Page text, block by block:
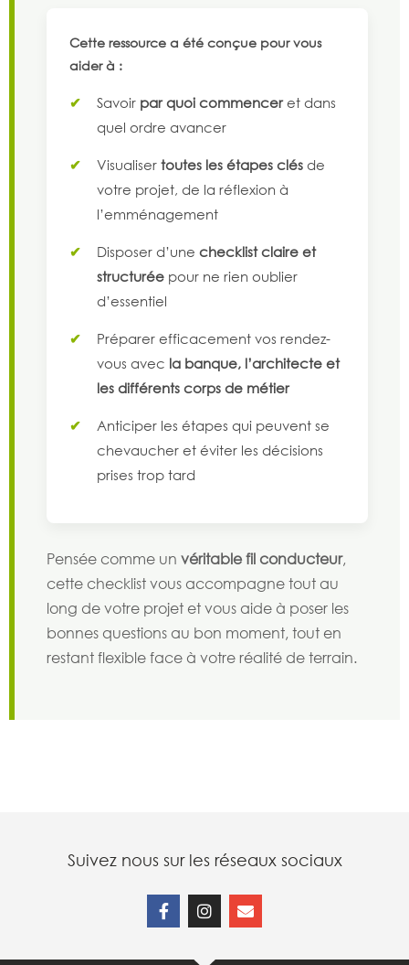
Cette ressource a été conçue pour vous
aider à :
Savoir par quoi commenceret dans
quel ordre avancer
Visualiser toutes les étapes clés de
votre projet, de la réflexion à
l’emménagement
Disposer d’une checklist claire et
structurée pour ne rien oublier
d’essentiel
Préparer efficacement vos rendez-
vous avec la banque, l’architecte et
les différents corps de métier
Anticiper les étapes qui peuvent se
chevaucher et éviter les décisions
prises trop tard
Pensée comme un véritable fil conducteur,
cette checklist vous accompagne tout au
long de votre projet et vous aide à poser les
bonnes questions au bon moment, tout en
restant flexible face à votre réalité de terrain.
Suivez nous sur les réseaux sociaux